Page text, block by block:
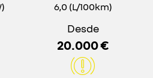
6,0 (L/100km)
Desde
20.000 €